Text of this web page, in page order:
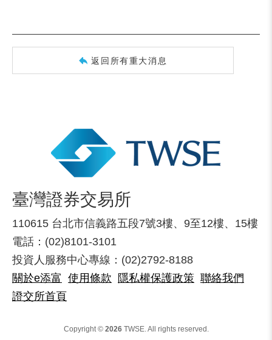
返回所有重大消息
臺灣證券交易所
110615 台北市信義路五段7號3樓、9至12樓、15樓
電話：(02)8101-3101
投資人服務中心專線：(02)2792-8188
關於e添富 使用條款 隱私權保護政策 聯絡我們
證交所首頁
Copyright © 2026TWSE. All rights reserved.